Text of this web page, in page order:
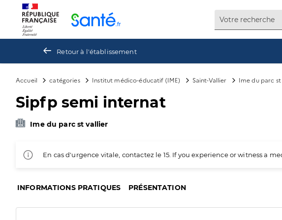
Retour à l'établissement
Accueil catégories Institut médico-éducatif (IME) Saint-Vallier Ime du parc
Sipfp semi internat
Ime du parc st vallier
En cas d'urgence vitale, contactez le 15. If you experience or witness a
INFORMATIONS PRATIQUES PRÉSENTATION
Panneau de gestion des cookies